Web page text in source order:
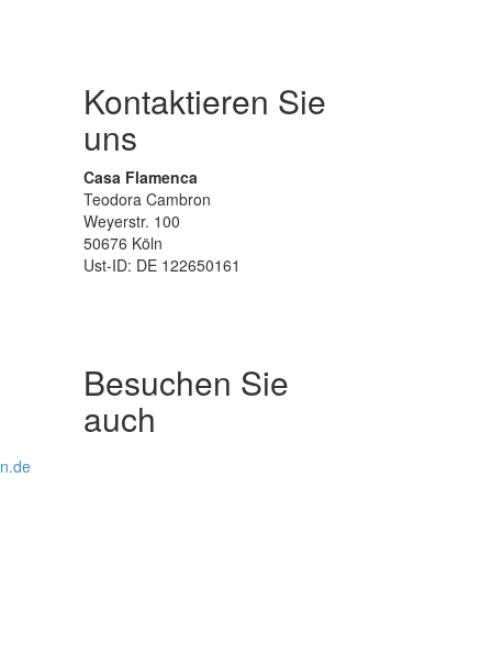
Kontaktieren Sie
uns
Casa Flamenca
Teodora Cambron
Weyerstr. 100
50676 Köln
Ust-ID: DE 122650161
Besuchen Sie
auch